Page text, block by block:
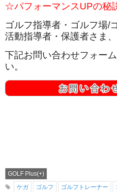
☆パフォーマンスUPの秘
ゴルフ指導者・ゴルフ場/
活動指導者・保護者さま、
下記お問い合わせフォー
い。
GOLF Plus(+)
ケガ
ゴルフ ゴルフトレーナー